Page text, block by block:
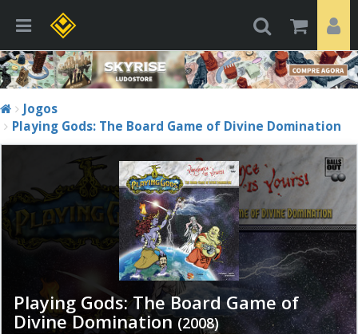
Jogos
Playing Gods: The Board Game of Divine Domination
Playing Gods: The Board Game of
Divine Domination (2008)